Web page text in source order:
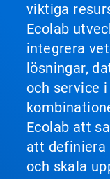
viktiga
Ecolab
integrera
lösningar,
och service
Ecolab att
att definiera
och skala